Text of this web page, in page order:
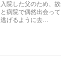
入院した父のため、
と病院で偶然出会っ
逃げるように去…